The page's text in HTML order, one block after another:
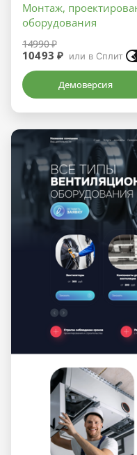
Монтаж,
оборудования
14990 ₽
10493 ₽ или в Сплит
Демоверсия